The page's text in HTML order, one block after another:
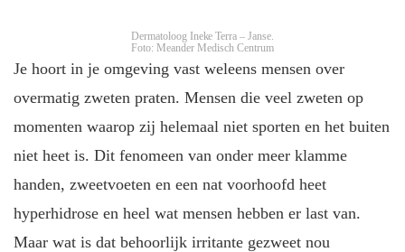
Dermatoloog Ineke Terra – Janse.
Foto: Meander Medisch Centrum
Je hoort in je omgeving vast weleens mensen over
overmatig zweten praten. Mensen die veel zweten op
momenten waarop zij helemaal niet sporten en het buiten
niet heet is. Dit fenomeen van onder meer klamme
handen, zweetvoeten en een nat voorhoofd heet
hyperhidrose en heel wat mensen hebben er last van.
Maar wat is dat behoorlijk irritante gezweet nou